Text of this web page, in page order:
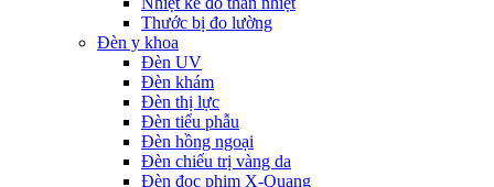
Thước bị đo lường
Đèn y khoa
Đèn UV
Đèn khám
Đèn thị lực
Đèn tiểu phẫu
Đèn hồng ngoại
Đèn chiếu trị vàng da
Đèn đọc phim X-Quang